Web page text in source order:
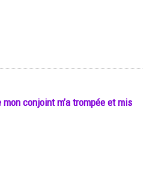
mon conjoint m’a trompée et mis